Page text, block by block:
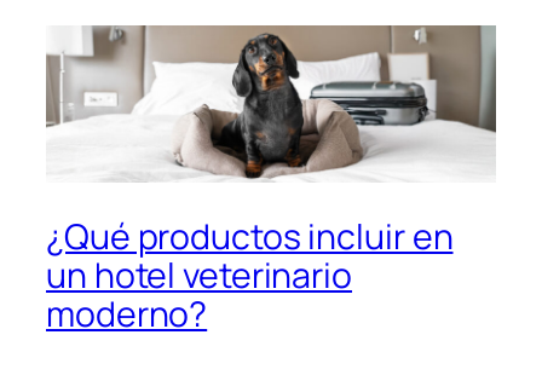
¿Qué productos incluir en
un hotel veterinario
moderno?